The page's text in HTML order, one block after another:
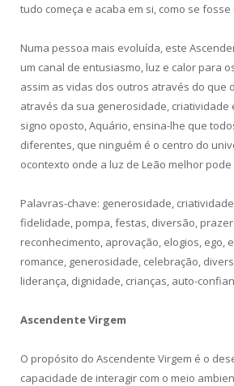
tudo começa e acaba em si, como se
Numa pessoa mais evoluída, este
um canal de entusiasmo, luz e calor para
assim as vidas dos outros através do que
através da sua generosidade, criatividade
signo oposto, Aquário, ensina-lhe que
diferentes, que ninguém é o centro do
ocontexto onde a luz de Leão melhor
Palavras-chave: generosidade,
fidelidade, pompa, festas, diversão,
reconhecimento, aprovação, elogios, ego,
romance, generosidade, celebração,
liderança, dignidade, crianças, auto-
Ascendente Virgem
O propósito do Ascendente Virgem é o
capacidade de interagir com o meio